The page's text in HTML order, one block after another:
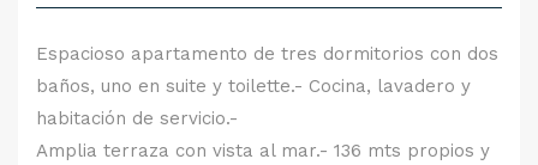
Espacioso apartamento de tres dormitorios con dos
baños, uno en suite y toilette.- Cocina, lavadero y
habitación de servicio.-
Amplia terraza con vista al mar.- 136 mts propios y